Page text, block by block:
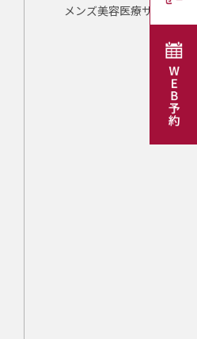
メンズ美容医療サブスク